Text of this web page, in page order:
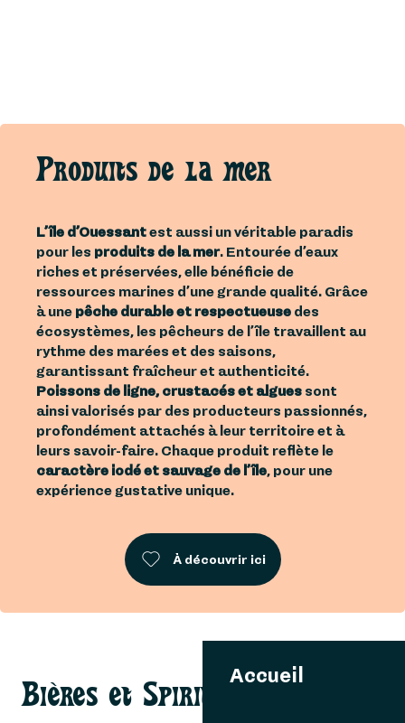
Accueil
Produits de la mer
L’île d’Ouessantest aussi un véritable paradis
pour les produits de la mer. Entourée d’eaux
riches et préservées, elle bénéficie de
ressources marines d’une grande qualité. Grâce
à une pêche durable et respectueuse des
écosystèmes, les pêcheurs de l’île travaillent au
rythme des marées et des saisons,
garantissant fraîcheur et authenticité.
Poissons de ligne, crustacés et algues sont
ainsi valorisés par des producteurs passionnés,
profondément attachés à leur territoire et à
leurs savoir-faire. Chaque produit reflète le
caractère iodé et sauvage de l’île, pour une
expérience gustative unique.
À découvrir ici
Bières et Spiritueux